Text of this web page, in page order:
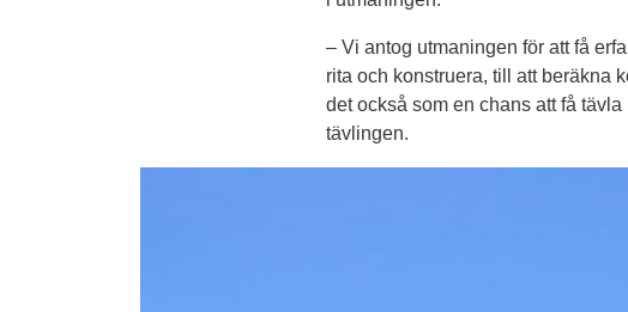
– Vi antog utmaningen för att få
rita och konstruera, till att beräkna
det också som en chans att få
tävlingen.